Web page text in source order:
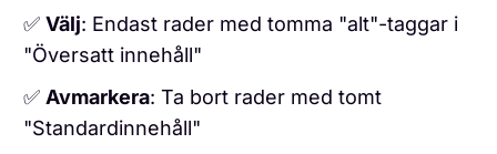
✅ Välj: Endast rader med tomma "alt"-taggar i
"Översatt innehåll"
✅ Avmarkera: Ta bort rader med tomt
"Standardinnehåll"